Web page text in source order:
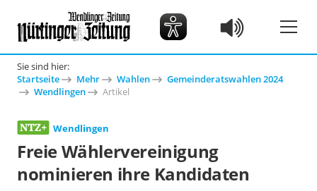
Sie sind hier:
Startseite
Mehr Wahlen
Gemeinderatswahlen 2024
Wendlingen
Artikel
Wendlingen
Freie Wählervereinigung
nominieren ihre Kandidaten